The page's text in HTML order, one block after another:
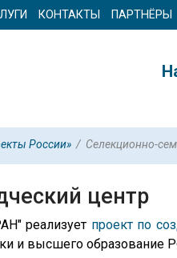
КОНТАКТЫ ПАРТНЁРЫ
России» / Селекционно-
центр
реализует проект по
и высшего образование